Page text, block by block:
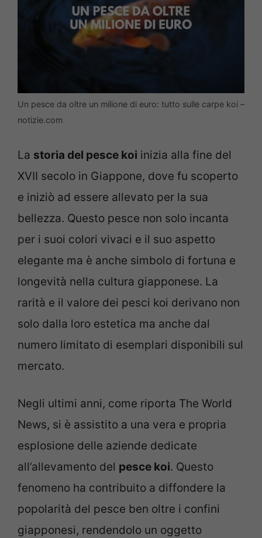
Un pesce da oltre un milione di euro: tutto sulle carpe koi –
notizie.com
La storia del pesce koi inizia alla fine del
XVII secolo in Giappone, dove fu scoperto
e iniziò ad essere allevato per la sua
bellezza. Questo pesce non solo incanta
per i suoi colori vivaci e il suo aspetto
elegante ma è anche simbolo di fortuna e
longevità nella cultura giapponese. La
rarità e il valore dei pesci koi derivano non
solo dalla loro estetica ma anche dal
numero limitato di esemplari disponibili sul
mercato.
Negli ultimi anni, come riporta The World
News, si è assistito a una vera e propria
esplosione delle aziende dedicate
all’allevamento del pesce koi. Questo
fenomeno ha contribuito a diffondere la
popolarità del pesce ben oltre i confini
giapponesi, rendendolo un oggetto